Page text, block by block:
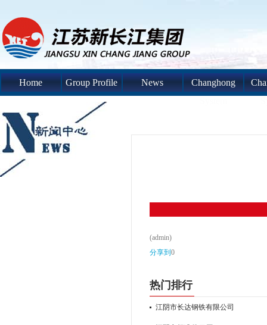
Home Group Profile News
Changhong
(admin)
分享到 0
热门排行
江阴市长达钢铁有限公司